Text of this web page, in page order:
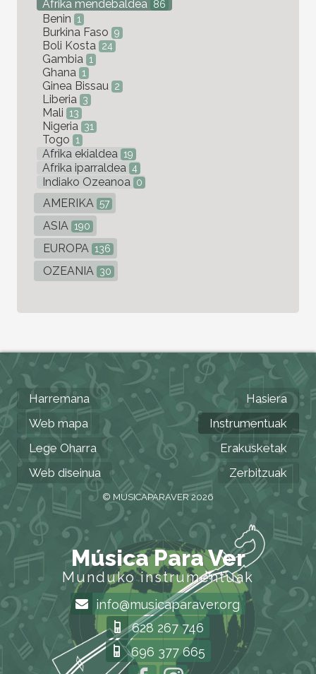
Afrika mendebaldea 86
Benin 1
Burkina Faso 9
Boli Kosta 24
Gambia 1
Ghana 1
Ginea Bissau 2
Liberia 3
Mali 13
Nigeria 31
Togo 1
Afrika ekialdea 19
Afrika iparraldea 4
Indiako Ozeanoa 0
AMERIKA 57
ASIA 190
EUROPA 136
OZEANIA 30
Harremana
Web mapa
Lege Oharra
Web diseinua
Hasiera
Instrumentuak
Erakusketak
Zerbitzuak
© MUSICAPARAVER 2026
Música Para Ver
Munduko instrumentuak
info@musicaparaver.org
628 267 746
696 377 665